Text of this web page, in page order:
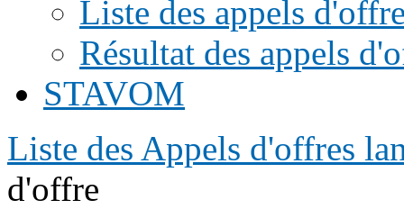
Liste des appels
Résultat des appels
STAVOM
Liste des Appels d'offres
d'offre